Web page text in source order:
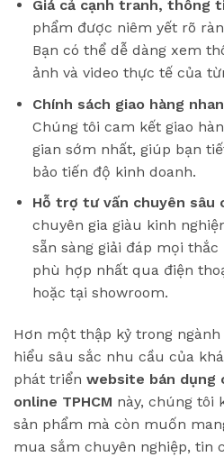
Giá cả cạnh tranh, thông
phẩm được niêm yết rõ
Bạn có thể dễ dàng xem
ảnh và video thực tế của
Chính sách giao hàng
Chúng tôi cam kết giao
gian sớm nhất, giúp bạn
bảo tiến độ kinh doanh.
Hỗ trợ tư vấn chuyên sâu
chuyên gia giàu kinh
sẵn sàng giải đáp mọi
phù hợp nhất qua điện
hoặc tại showroom.
Hơn một thập kỷ trong
hiểu sâu sắc nhu cầu của
phát triển website bán dụng
online TPHCM này, chúng tôi
sản phẩm mà còn muốn
mua sắm chuyên nghiệp, tin